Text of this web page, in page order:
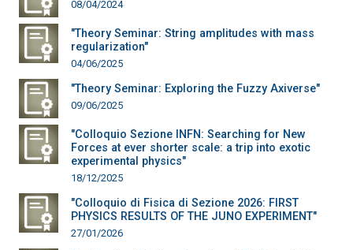
08/04/2024
"Theory Seminar: String amplitudes with mass
regularization"
04/06/2025
"Theory Seminar: Exploring the Fuzzy Axiverse"
09/06/2025
"Colloquio Sezione INFN: Searching for New
Forces at ever shorter scale: a trip into exotic
experimental physics"
18/12/2025
"Colloquio di Fisica di Sezione 2026: FIRST
PHYSICS RESULTS OF THE JUNO EXPERIMENT"
27/01/2026